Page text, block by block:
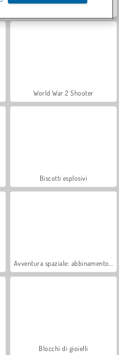
World War 2 Shooter
Biscotti esplosivi
Blocchi di gioielli